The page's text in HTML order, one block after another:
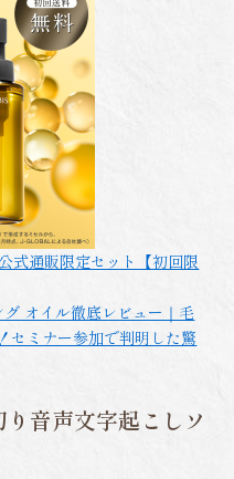
式通販限定セット【初回限
グ オイル徹底レビュー｜毛
セミナー参加で判明した驚
音声文字起こしソ